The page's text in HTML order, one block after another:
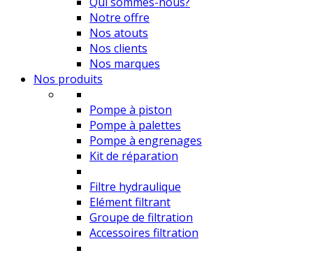
Notre offre
Nos atouts
Nos clients
Nos marques
Nos produits
Pompe à piston
Pompe à palettes
Pompe à engrenages
Kit de réparation
Filtre hydraulique
Elément filtrant
Groupe de filtration
Accessoires filtration